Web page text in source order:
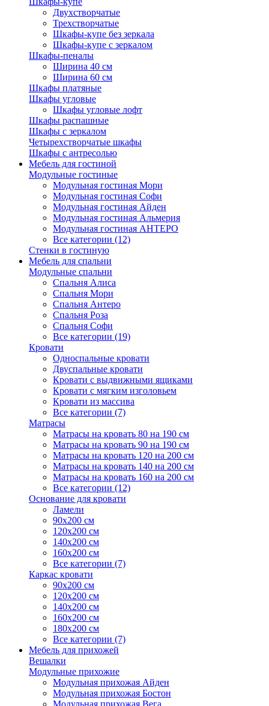
Двухстворчатые
Трехстворчатые
Шкафы-купе без зеркала
Шкафы-купе с зеркалом
Шкафы-пеналы
Ширина 40 см
Ширина 60 см
Шкафы платяные
Шкафы угловые
Шкафы угловые лофт
Шкафы распашные
Шкафы с зеркалом
Четырехстворчатые шкафы
Шкафы с антресолью
Мебель для гостиной
Модульные гостиные
Модульная гостиная Мори
Модульная гостиная Софи
Модульная гостиная Айден
Модульная гостиная Альмерия
Модульная гостиная АНТЕРО
Все категории (12)
Стенки в гостиную
Мебель для спальни
Модульные спальни
Спальня Алиса
Спальня Мори
Спальня Антеро
Спальня Роза
Спальня Софи
Все категории (19)
Кровати
Односпальные кровати
Двуспальные кровати
Кровати с выдвижными ящиками
Кровати с мягким изголовьем
Кровати из массива
Все категории (7)
Матрасы
Матрасы на кровать 80 на 190 см
Матрасы на кровать 90 на 190 см
Матрасы на кровать 120 на 200 см
Матрасы на кровать 140 на 200 см
Матрасы на кровать 160 на 200 см
Все категории (12)
Основание для кровати
Ламели
90х200 см
120х200 см
140х200 см
160х200 см
Все категории (7)
Каркас кровати
90х200 см
120х200 см
140х200 см
160х200 см
180х200 см
Все категории (7)
Мебель для прихожей
Вешалки
Модульные прихожие
Модульная прихожая Айден
Модульная прихожая Бостон
Модульная прихожая Вега